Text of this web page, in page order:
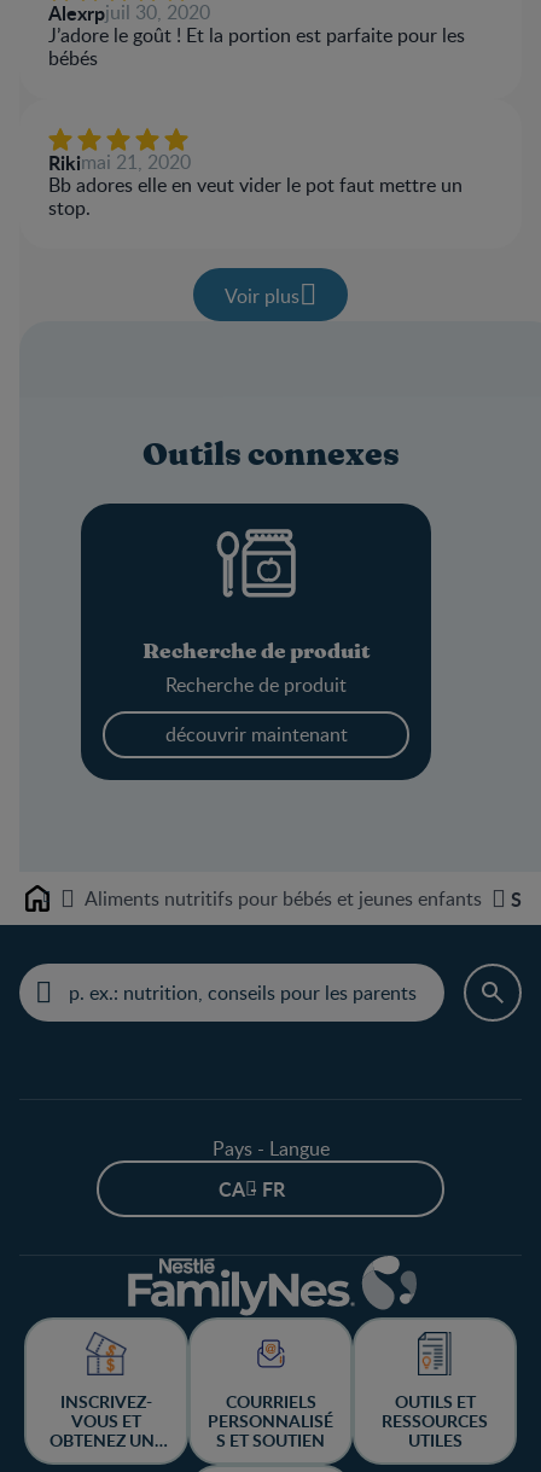
Alexrpjuil 30, 2020
J’adore le goût ! Et la portion est parfaite pour les
bébés
Rikimai 21, 2020
Bb adores elle en veut vider le pot faut mettre un
stop.
Voir plus
Outils connexes
Recherche de produit
Recherche de produit
découvrir maintenant
Home Aliments nutritifs pour bébés et jeunes enfants
Pays - Langue
CA - FR
INSCRIVEZ-
VOUS ET
OBTENEZ UNE
CHANCE DE
COURRIELS
PERSONNALISÉ
S ET SOUTIEN
OUTILS ET
RESSOURCES
UTILES